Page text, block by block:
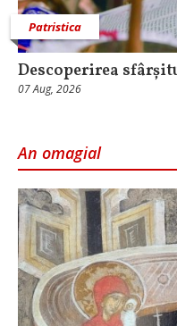
Patristica
Descoperirea
07 Aug, 2026
An omagial